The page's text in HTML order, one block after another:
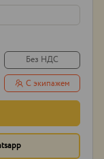
Без НДС
С экипажем